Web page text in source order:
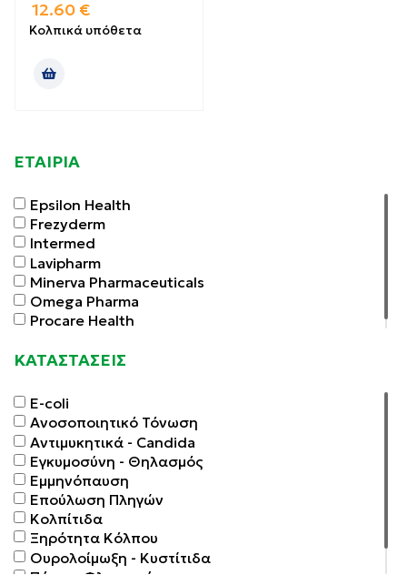
ΕΤΑΙΡΙΑ
Epsilon Health
Frezyderm
Intermed
Lavipharm
Minerva Pharmaceuticals
Omega Pharma
Procare Health
ΚΑΤΑΣΤΑΣΕΙΣ
E-coli
Ανοσοποιητικό Τόνωση
Αντιμυκητικά - Candida
Εγκυμοσύνη - Θηλασμός
Εμμηνόπαυση
Επούλωση Πληγών
Κολπίτιδα
Ξηρότητα Κόλπου
Ουρολοίμωξη - Κυστίτιδα
Πόνοι - Φλεγμονές
12.60 €
Κολπικά υπόθετα